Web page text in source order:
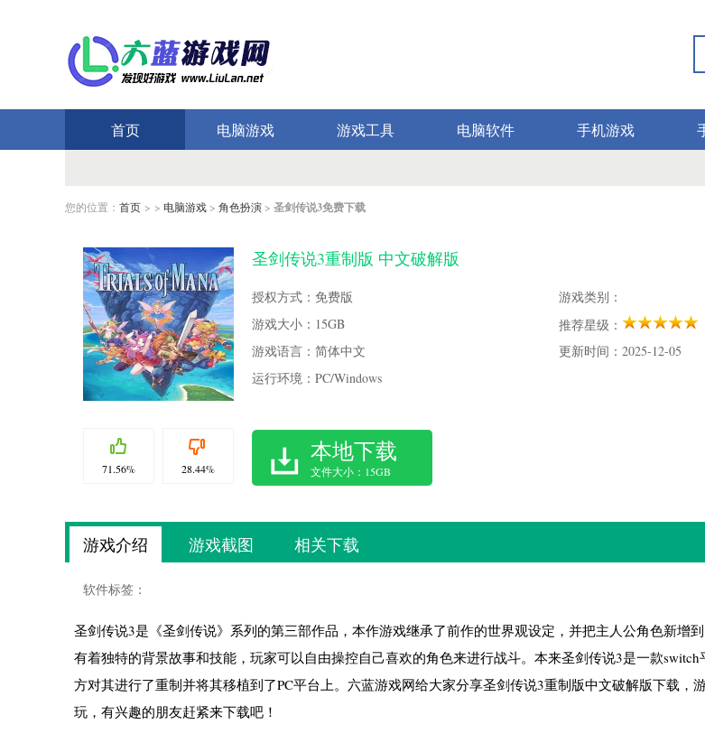
首页 电脑游戏 游戏工具 电脑软件 手机游戏
您的位置： 首页 > > 电脑游戏 > 角色扮演 > 圣剑传说3免费下载
71.56% 28.44%
圣剑传说3重制版 中文破解版
授权方式：免费版
游戏类别：
游戏大小：15GB
推荐星级：
游戏语言：简体中文
更新时间：2025-12-05
运行环境：PC/Windows
本地下载
文件大小：15GB
游戏介绍 游戏截图 相关下载
软件标签：
圣剑传说3是《圣剑传说》系列的第三部作品，本作游戏继承了前作的世界观设定，并把主人公角色新增
有着独特的背景故事和技能，玩家可以自由操控自己喜欢的角色来进行战斗。本来圣剑传说3是一款
方对其进行了重制并将其移植到了PC平台上。六蓝游戏网给大家分享圣剑传说3重制版中文破解版下载，
玩，有兴趣的朋友赶紧来下载吧！